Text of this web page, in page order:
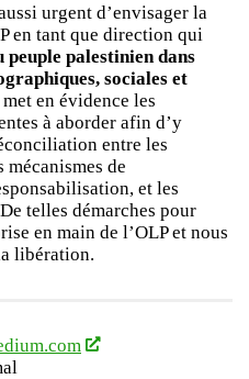
urgent d’envisager la
en tant que direction qui
palestinien dans
sociales et
en évidence les
à aborder afin d’y
entre les
de
et les
telles démarches pour
en main de l’OLP et nous
libération.